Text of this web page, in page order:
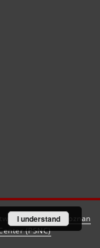
created by
Poznan
(PSNC)
I understand